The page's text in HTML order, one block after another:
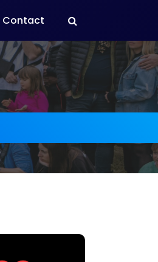
Contact